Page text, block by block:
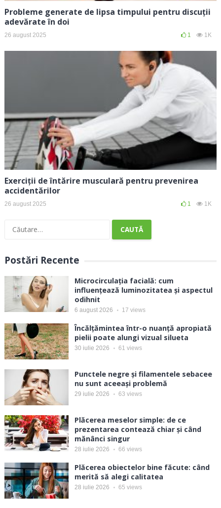
Probleme generate de lipsa timpului pentru discuții
adevărate în doi
26 august 2025 1 1K
Exerciții de întărire musculară pentru prevenirea
accidentărilor
26 august 2025 1 1K
Caută
Postări Recente
Microcirculația facială: cum
influențează luminozitatea și aspectul
odihnit
6 august 2026 17 views
Încălțămintea într-o nuanță apropiată
pielii poate alungi vizual silueta
30 iulie 2026 61 views
Punctele negre și filamentele sebacee
nu sunt aceeași problemă
29 iulie 2026 63 views
Plăcerea meselor simple: de ce
prezentarea contează chiar și când
mănânci singur
28 iulie 2026 66 views
Plăcerea obiectelor bine făcute: când
merită să alegi calitatea
28 iulie 2026 65 views